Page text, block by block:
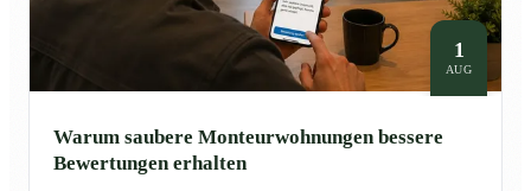
1
AUG
Warum saubere Monteurwohnungen bessere
Bewertungen erhalten